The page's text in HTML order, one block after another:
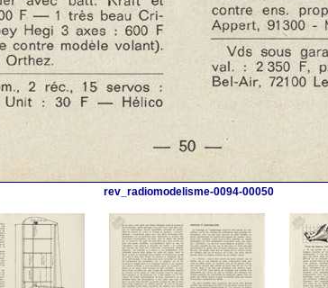
rev_radiomodelisme-0094-00050